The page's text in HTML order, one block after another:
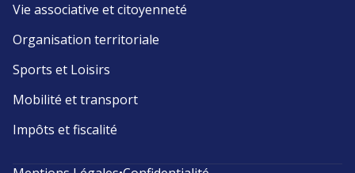
Vie associative et citoyenneté
Organisation territoriale
Sports et Loisirs
Mobilité et transport
Impôts et fiscalité